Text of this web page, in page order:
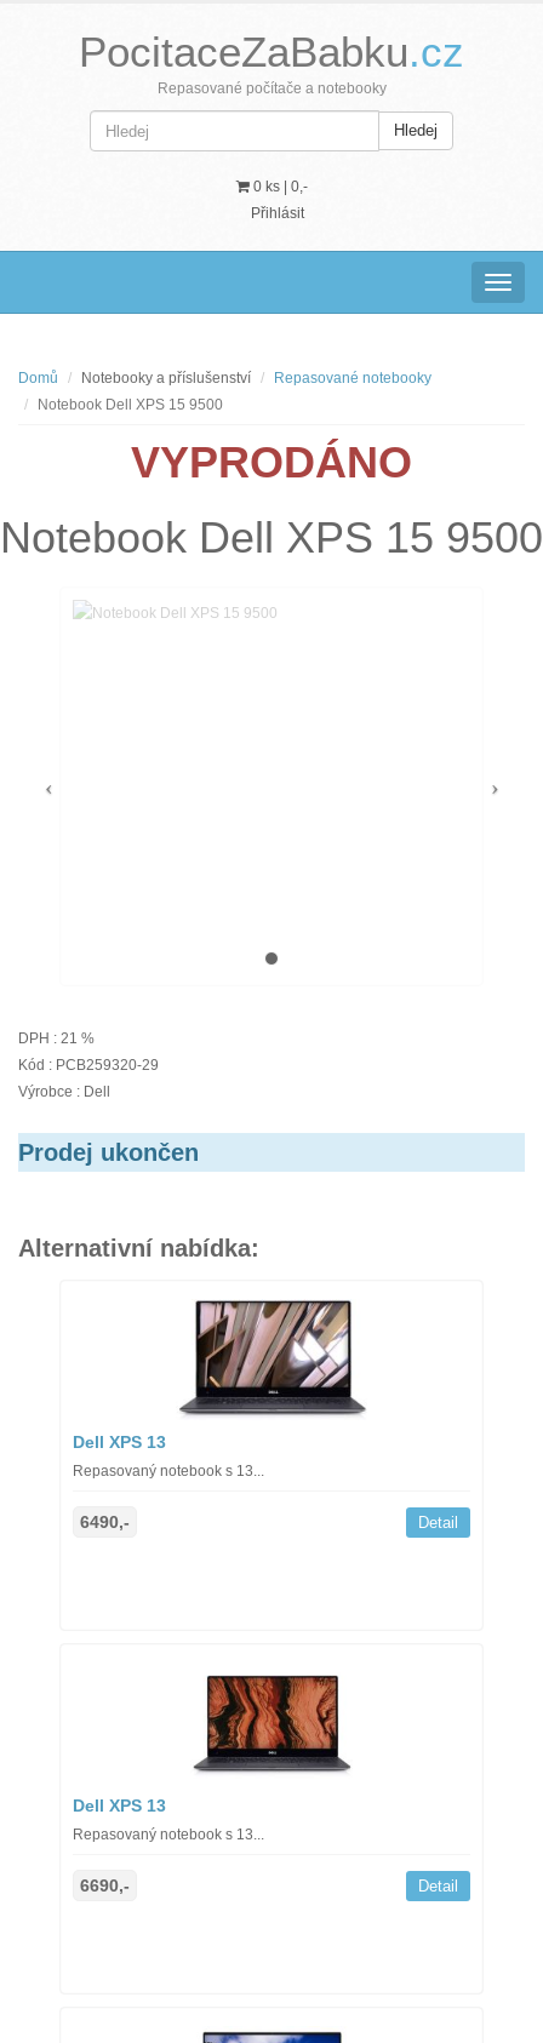
PocitaceZaBabku.cz
Repasované počítače a notebooky
Hledej
0 ks | 0,-
Přihlásit
Domů Notebooky a příslušenství
Repasované notebooky
Notebook Dell XPS 15 9500
VYPRODÁNO
Notebook Dell XPS 15 9500
DPH : 21 %
Kód : PCB259320-29
Výrobce : Dell
Prodej ukončen
Alternativní nabídka:
Dell XPS 13
Repasovaný notebook s 13...
6490,- Detail
Dell XPS 13
Repasovaný notebook s 13...
6690,- Detail